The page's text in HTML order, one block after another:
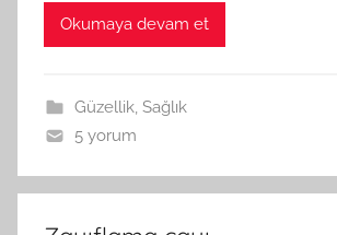
Okumaya devam et
Güzellik, Sağlık
5 yorum